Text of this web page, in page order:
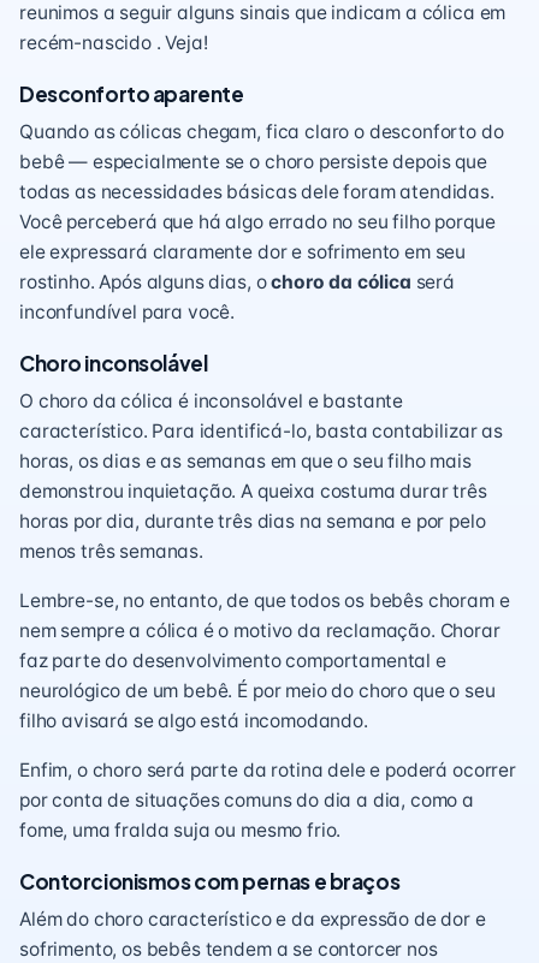
reunimos a seguir alguns sinais que indicam a cólica em
recém-nascido . Veja!
Desconforto aparente
Quando as cólicas chegam, fica claro o desconforto do
bebê — especialmente se o choro persiste depois que
todas as necessidades básicas dele foram atendidas.
Você perceberá que há algo errado no seu filho porque
ele expressará claramente dor e sofrimento em seu
rostinho. Após alguns dias, ochoro da cólica será
inconfundível para você.
Choro inconsolável
O choro da cólica é inconsolável e bastante
característico. Para identificá-lo, basta contabilizar as
horas, os dias e as semanas em que o seu filho mais
demonstrou inquietação. A queixa costuma durar três
horas por dia, durante três dias na semana e por pelo
menos três semanas.
Lembre-se, no entanto, de que todos os bebês choram e
nem sempre a cólica é o motivo da reclamação. Chorar
faz parte do desenvolvimento comportamental e
neurológico de um bebê. É por meio do choro que o seu
filho avisará se algo está incomodando.
Enfim, o choro será parte da rotina dele e poderá ocorrer
por conta de situações comuns do dia a dia, como a
fome, uma fralda suja ou mesmo frio.
Contorcionismos com pernas e braços
Além do choro característico e da expressão de dor e
sofrimento, os bebês tendem a se contorcer nos